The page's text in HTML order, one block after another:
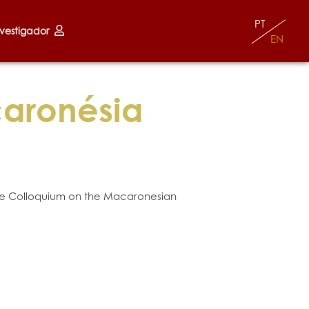
EN
PT
Colloquium on the Macaronesian